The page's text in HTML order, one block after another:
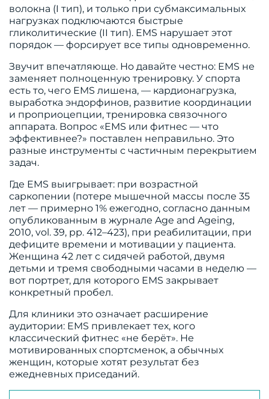
волокна (I тип), и только при субмаксимальных
нагрузках подключаются быстрые
гликолитические (II тип). EMS нарушает этот
порядок — форсирует все типы одновременно.
Звучит впечатляюще. Но давайте честно: EMS не
заменяет полноценную тренировку. У спорта
есть то, чего EMS лишена, — кардионагрузка,
выработка эндорфинов, развитие координации
и проприоцепции, тренировка связочного
аппарата. Вопрос «EMS или фитнес — что
эффективнее?» поставлен неправильно. Это
разные инструменты с частичным перекрытием
задач.
Где EMS выигрывает: при возрастной
саркопении (потере мышечной массы после 35
лет — примерно 1% ежегодно, согласно данным
опубликованным в журнале Age and Ageing,
2010, vol. 39, pp. 412–423), при реабилитации, при
дефиците времени и мотивации у пациента.
Женщина 42 лет с сидячей работой, двумя
детьми и тремя свободными часами в неделю —
вот портрет, для которого EMS закрывает
конкретный пробел.
Для клиники это означает расширение
аудитории: EMS привлекает тех, кого
классический фитнес «не берёт». Не
мотивированных спортсменок, а обычных
женщин, которые хотят результат без
ежедневных приседаний.